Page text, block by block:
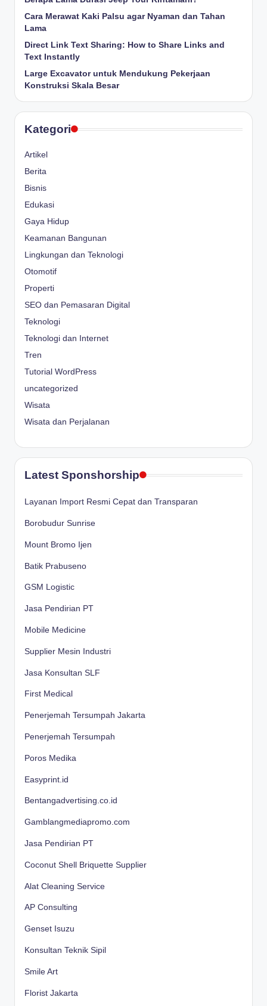
Cara Merawat Kaki Palsu agar Nyaman dan Tahan
Lama
Direct Link Text Sharing: How to Share Links and
Text Instantly
Large Excavator untuk Mendukung Pekerjaan
Konstruksi Skala Besar
Kategori
Artikel
Berita
Bisnis
Edukasi
Gaya Hidup
Keamanan Bangunan
Lingkungan dan Teknologi
Otomotif
Properti
SEO dan Pemasaran Digital
Teknologi
Teknologi dan Internet
Tren
Tutorial WordPress
uncategorized
Wisata
Wisata dan Perjalanan
Latest Sponshorship
Layanan Import Resmi Cepat dan Transparan
Borobudur Sunrise
Mount Bromo Ijen
Batik Prabuseno
GSM Logistic
Jasa Pendirian PT
Mobile Medicine
Supplier Mesin Industri
Jasa Konsultan SLF
First Medical
Penerjemah Tersumpah Jakarta
Penerjemah Tersumpah
Poros Medika
Easyprint.id
Bentangadvertising.co.id
Gamblangmediapromo.com
Jasa Pendirian PT
Coconut Shell Briquette Supplier
Alat Cleaning Service
AP Consulting
Genset Isuzu
Konsultan Teknik Sipil
Smile Art
Florist Jakarta